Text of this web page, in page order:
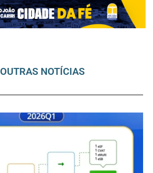
OUTRAS NOTÍCIAS